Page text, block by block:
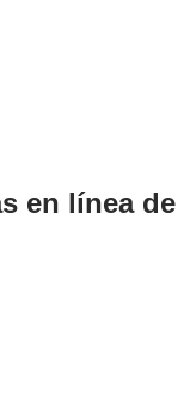
en línea de